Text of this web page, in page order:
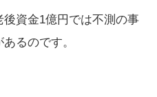
資金1億円では不測の事
るのです。